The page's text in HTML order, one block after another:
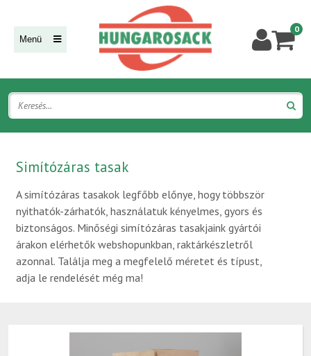
Menü
0
Simítózáras tasak
A simítózáras tasakok legfőbb előnye, hogy többször
nyithatók-zárhatók, használatuk kényelmes, gyors és
biztonságos. Minőségi simítózáras tasakjaink gyártói
árakon elérhetők webshopunkban, raktárkészletről
azonnal. Találja meg a megfelelő méretet és típust,
adja le rendelését még ma!